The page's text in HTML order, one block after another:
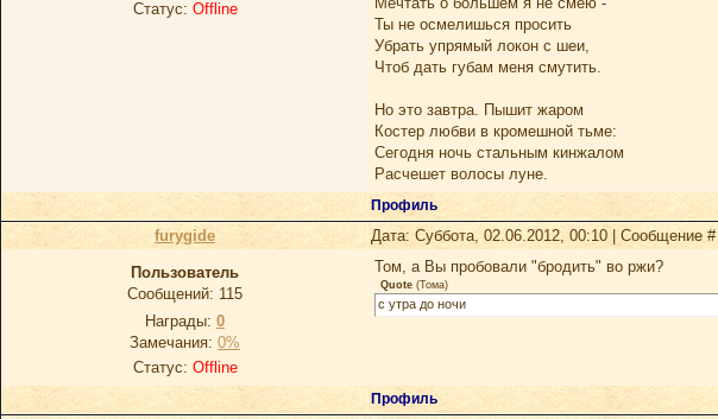
Статус: Offline
Ты не осмелишься просить
Убрать упрямый локон с шеи,
Чтоб дать губам меня смутить.
Но это завтра. Пышит жаром
Костер любви в кромешной тьме:
Сегодня ночь стальным кинжалом
Расчешет волосы луне.
Профиль
furygide Дата: Суббота, 02.06.2012, 00:10 | Сообщение #
Пoльзoватель
Сообщений: 115
Награды: 0
Замечания: 0%
Статус: Offline
Том, а Вы пробовали "бродить" во ржи?
Quote (Тома)
с утра до ночи
Профиль